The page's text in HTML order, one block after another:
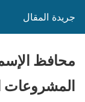
جريدة المقال
محافظ
المشروعات